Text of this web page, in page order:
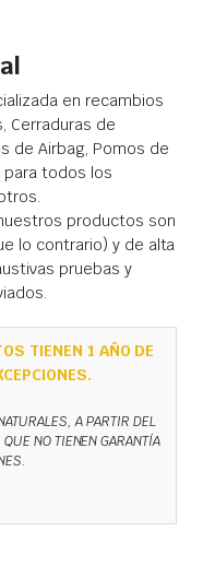
en recambios
Cerraduras de
de Airbag, Pomos de
para todos los
productos son
lo contrario) y de alta
pruebas y
TIENEN 1 AÑO DE
A PARTIR DEL
NO TIENEN GARANTÍA